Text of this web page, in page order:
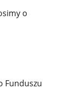
o
Funduszu